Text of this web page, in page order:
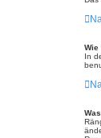
Wie
In